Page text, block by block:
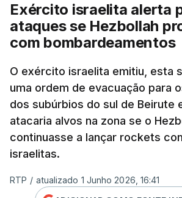
Exército israelita alerta
ataques se Hezbollah
com bombardeamentos
O exército israelita emitiu, esta
uma ordem de evacuação para
dos subúrbios do sul de Beirute
atacaria alvos na zona se o
continuasse a lançar rockets
israelitas.
RTP / atualizado 1 Junho 2026, 16:41